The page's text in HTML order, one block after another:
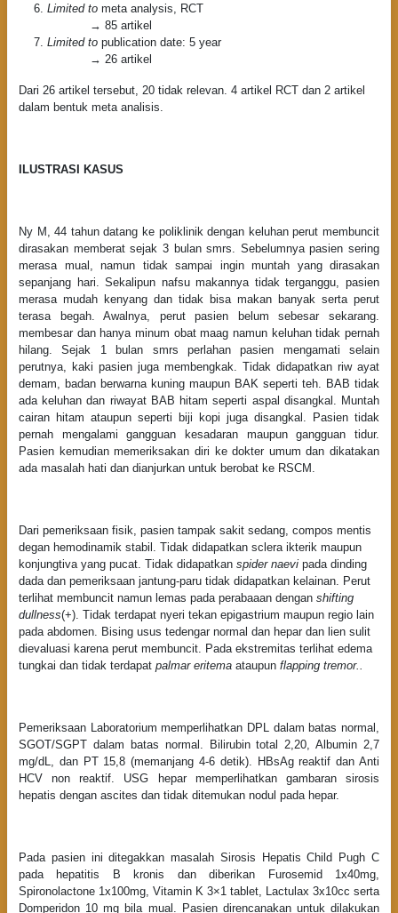
Limited to meta analysis, RCT
→ 85 artikel
Limited to publication date: 5 year
→ 26 artikel
Dari 26 artikel tersebut, 20 tidak relevan. 4 artikel RCT dan 2 artikel
dalam bentuk meta analisis.
ILUSTRASI KASUS
Ny M, 44 tahun datang ke poliklinik dengan keluhan perut membuncit
dirasakan memberat sejak 3 bulan smrs. Sebelumnya pasien sering
merasa mual, namun tidak sampai ingin muntah yang dirasakan
sepanjang hari. Sekalipun nafsu makannya tidak terganggu, pasien
merasa mudah kenyang dan tidak bisa makan banyak serta perut
terasa begah. Awalnya, perut pasien belum sebesar sekarang.
membesar dan hanya minum obat maag namun keluhan tidak pernah
hilang. Sejak 1 bulan smrs perlahan pasien mengamati selain
perutnya, kaki pasien juga membengkak. Tidak didapatkan riw ayat
demam, badan berwarna kuning maupun BAK seperti teh. BAB tidak
ada keluhan dan riwayat BAB hitam seperti aspal disangkal. Muntah
cairan hitam ataupun seperti biji kopi juga disangkal. Pasien tidak
pernah mengalami gangguan kesadaran maupun gangguan tidur.
Pasien kemudian memeriksakan diri ke dokter umum dan dikatakan
ada masalah hati dan dianjurkan untuk berobat ke RSCM.
Dari pemeriksaan fisik, pasien tampak sakit sedang, compos mentis
degan hemodinamik stabil. Tidak didapatkan sclera ikterik maupun
konjungtiva yang pucat. Tidak didapatkan spider naevi pada dinding
dada dan pemeriksaan jantung-paru tidak didapatkan kelainan. Perut
terlihat membuncit namun lemas pada perabaaan dengan shifting
dullness(+). Tidak terdapat nyeri tekan epigastrium maupun regio lain
pada abdomen. Bising usus tedengar normal dan hepar dan lien sulit
dievaluasi karena perut membuncit. Pada ekstremitas terlihat edema
tungkai dan tidak terdapat palmar eritema ataupun flapping tremor..
Pemeriksaan Laboratorium memperlihatkan DPL dalam batas normal,
SGOT/SGPT dalam batas normal. Bilirubin total 2,20, Albumin 2,7
mg/dL, dan PT 15,8 (memanjang 4-6 detik). HBsAg reaktif dan Anti
HCV non reaktif. USG hepar memperlihatkan gambaran sirosis
hepatis dengan ascites dan tidak ditemukan nodul pada hepar.
Pada pasien ini ditegakkan masalah Sirosis Hepatis Child Pugh C
pada hepatitis B kronis dan diberikan Furosemid 1x40mg,
Spironolactone 1x100mg, Vitamin K 3×1 tablet, Lactulax 3x10cc serta
Domperidon 10 mg bila mual. Pasien direncanakan untuk dilakukan